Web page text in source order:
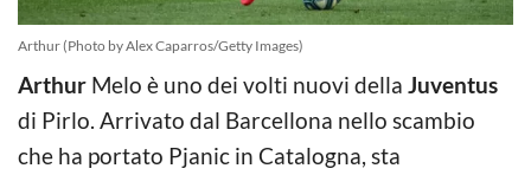
Arthur (Photo by Alex Caparros/Getty Images)
Arthur Melo è uno dei volti nuovi della Juventus
di Pirlo. Arrivato dal Barcellona nello scambio
che ha portato Pjanic in Catalogna, sta